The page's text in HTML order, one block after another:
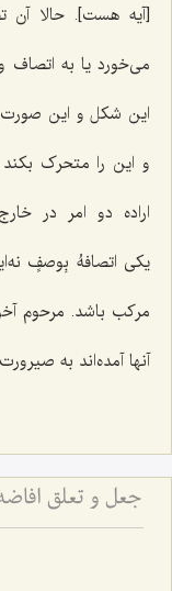
[آیه هست]. حالا آن
می‌خورد یا به اتصاف
این شکل و این صورت
و این را متحرک
اراده دو امر در
یکی اتصافهُ بِوصفٍ
مرکب باشد. مرحوم
آنها آمده‌اند به